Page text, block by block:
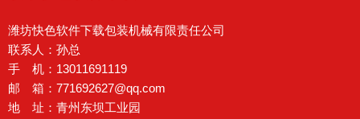
潍坊快色软件下载包装机械有限责任公司
联系人：孙总
手 机：13011691119
邮 箱：771692627@qq.com
地 址：青州东坝工业园